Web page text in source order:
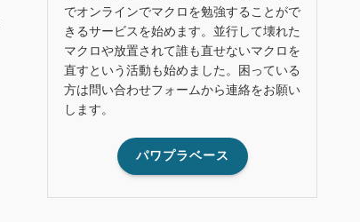
でオンラインでマクロを勉強することがで
きるサービスを始めます。並行して壊れた
マクロや放置されて誰も直せないマクロを
直すという活動も始めました。困っている
方は問い合わせフォームから連絡をお願い
します。
パワプラベース